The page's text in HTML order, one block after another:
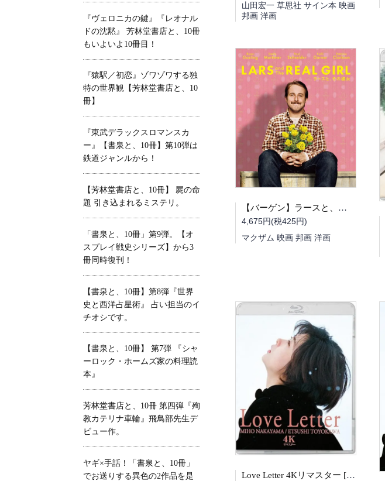
山田宏一 草思社 サイン本 映画
邦画 洋画
【バーゲン】ラースと、その彼女 [Blu-ray]
4,675円(税425円)
マクザム 映画 邦画 洋画
Love Letter 4Kリマスター [Blu-ray]
『ヴェロニカの鍵』『レオナル
ドの沈黙』 芳林堂書店と、10冊
もいよいよ10冊目！
『猿駅／初恋』ゾワゾワする独
特の世界観【芳林堂書店と、10
冊】
『東武デラックスロマンスカ
ー』【書泉と、10冊】第10弾は
鉄道ジャンルから！
【芳林堂書店と、10冊】 屍の命
題 引き込まれるミステリ。
「書泉と、10冊」第9弾。【オ
スプレイ戦史シリーズ】から3
冊同時復刊！
【書泉と、10冊】第8弾『世界
史と西洋占星術』 占い担当のイ
チオシです。
【書泉と、10冊】 第7弾 『シャ
ーロック・ホームズ家の料理読
本』
芳林堂書店と、10冊 第四弾『殉
教カテリナ車輪』飛鳥部先生デ
ビュー作。
ヤギ×手話！「書泉と、10冊」
でお送りする異色の2作品を是